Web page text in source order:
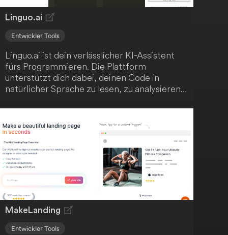
Linguo.ai
Entwickler Tools
Linguo.ai ist dein verlässlicher KI-Assistent
fürs Programmieren. Die Plattform
unterstützt dich dabei, deinen Code in
natürlicher Sprache zu lesen, zu analysieren,
Linguo.ai verbesserst du deinen Code ganz
einfach!
MakeLanding
Entwickler Tools